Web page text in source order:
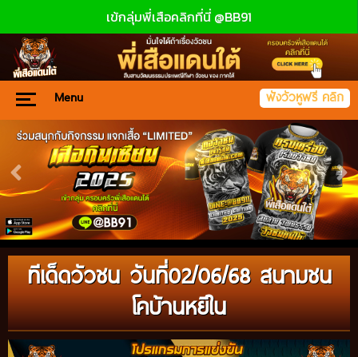
เข้กลุ่มพี่เสือคลิกที่นี่ @BB91
Menu ฟังวัวหูฟรี คลิก
ทีเด็ดวัวชน วันที่02/06/68 สนามชน
โคบ้านหยีใน